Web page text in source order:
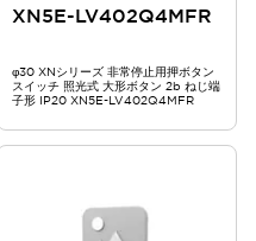
XN5E-LV402Q4MFR
φ30 XNシリーズ 非常停止用押ボタン
スイッチ 照光式 大形ボタン 2b ねじ端
子形 IP20 XN5E-LV402Q4MFR